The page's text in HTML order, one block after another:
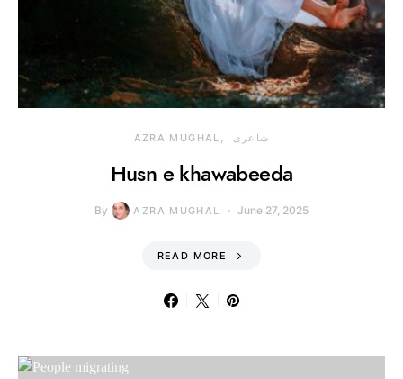
AZRA MUGHAL شاعری
Husn e khawabeeda
By AZRA MUGHAL June 27, 2025
READ MORE